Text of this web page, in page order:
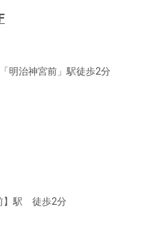
明治神宮前」駅徒歩2分
】駅 徒歩2分